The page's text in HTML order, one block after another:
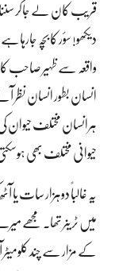
قریب کان لے جاکر سننا
دیکھو! سؤر کا بچہ
واقعہ سے ظہیر صاحب کا
انسان بطور انسان نظر
ہرانسان مختلف حیوان
حیوانی مختلف بھی
یہ غالباً دوہزار سات
میں ٹرینر تھا۔ مجھے
کے مزار سے چند